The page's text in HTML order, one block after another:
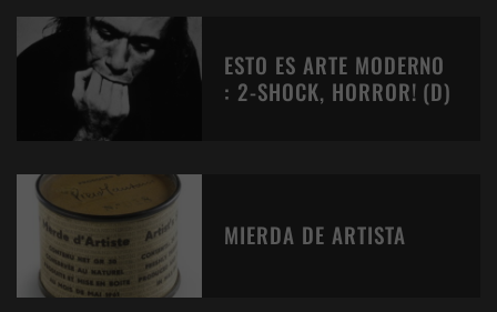
ESTO ES ARTE MODERNO
: 2-SHOCK, HORROR! (D)
MIERDA DE ARTISTA